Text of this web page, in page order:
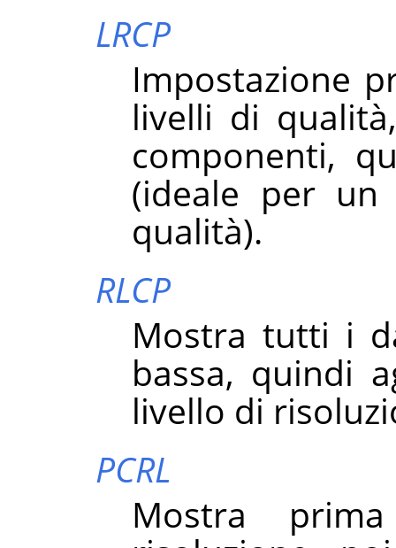
LRCP
Impostazione
livelli di
componenti,
(ideale per un
qualità).
RLCP
Mostra tutti i
bassa, quindi
livello di
PCRL
Mostra